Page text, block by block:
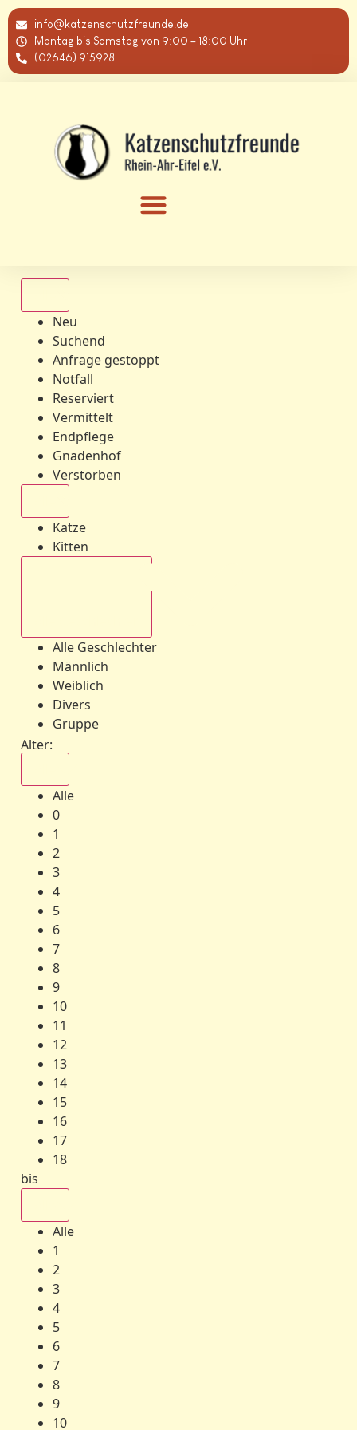
info@katzenschutzfreunde.de
Montag bis Samstag von 9:00 – 18:00 Uhr
(02646) 915928
Neu
Suchend
Anfrage gestoppt
Notfall
Reserviert
Vermittelt
Endpflege
Gnadenhof
Verstorben
Katze
Kitten
Alle Geschlechter
Männlich
Weiblich
Divers
Gruppe
Alter:
Alle
0
1
2
3
4
5
6
7
8
9
10
11
12
13
14
15
16
17
18
bis
Alle
1
2
3
4
5
6
7
8
9
10